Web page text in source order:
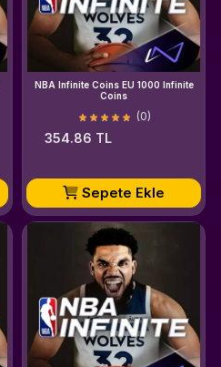
NBA Infinite Coins EU 1000 Infinite
Coins
(0)
354.86 TL
Sepete Ekle